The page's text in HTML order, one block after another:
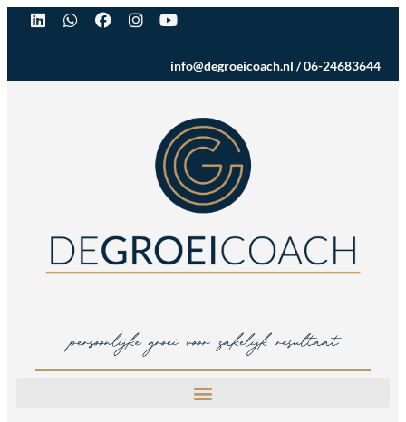
info@degroeicoach.nl /06-24683644